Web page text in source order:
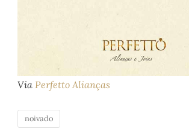
Via Perfetto Alianças
noivado